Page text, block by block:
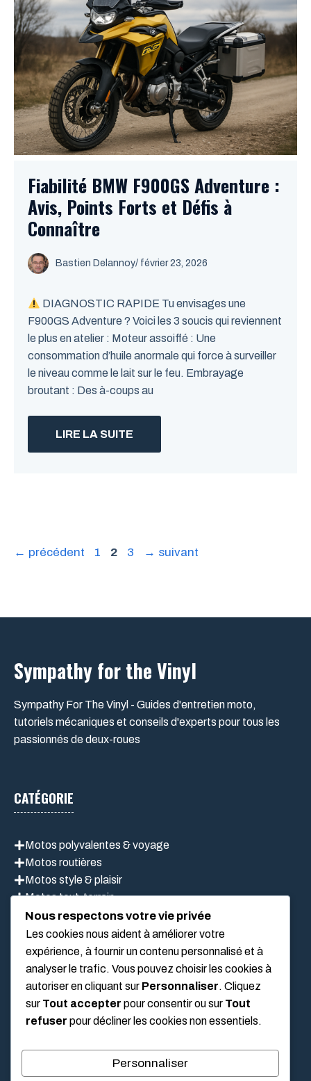
Fiabilité BMW F900GS Adventure :
Avis, Points Forts et Défis à
Connaître
Bastien Delannoy/ février 23, 2026
DIAGNOSTIC RAPIDE Tu envisages une
F900GS Adventure ? Voici les 3 soucis qui reviennent
le plus en atelier : Moteur assoiffé : Une
consommation d’huile anormale qui force à surveiller
le niveau comme le lait sur le feu. Embrayage
broutant : Des à-coups au
LIRE LA SUITE
← précédent Page
1 Page
2 Page
3 → suivant
Sympathy for the Vinyl
Sympathy For The Vinyl - Guides d'entretien moto,
tutoriels mécaniques et conseils d'experts pour tous les
passionnés de deux-roues
CATÉGORIE
Motos polyvalentes & voyage
Motos routières
Motos style & plaisir
Motos tout-terrain
Scooter
LIEN UTILES
Mentions légales
Nous respectons votre vie privée
Les cookies nous aident à améliorer votre
expérience, à fournir un contenu personnalisé et à
analyser le trafic. Vous pouvez choisir les cookies à
autoriser en cliquant sur Personnaliser. Cliquez
sur Tout accepter pour consentir ou sur Tout
refuser pour décliner les cookies non essentiels.
Personnaliser